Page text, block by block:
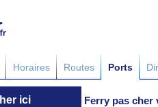
Horaires Routes Ports
Ferry pas cher